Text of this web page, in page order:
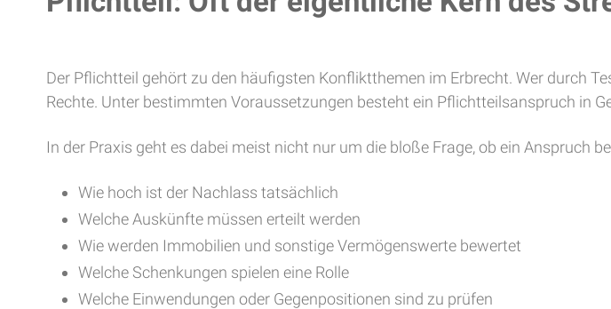
Der Pflichtteil gehört zu den häufigsten Konfliktthemen im Erbrecht. Wer durch
Rechte. Unter bestimmten Voraussetzungen besteht ein Pflichtteilsanspruch in
In der Praxis geht es dabei meist nicht nur um die bloße Frage, ob ein Anspruch
Wie hoch ist der Nachlass tatsächlich
Welche Auskünfte müssen erteilt werden
Wie werden Immobilien und sonstige Vermögenswerte bewertet
Welche Schenkungen spielen eine Rolle
Welche Einwendungen oder Gegenpositionen sind zu prüfen